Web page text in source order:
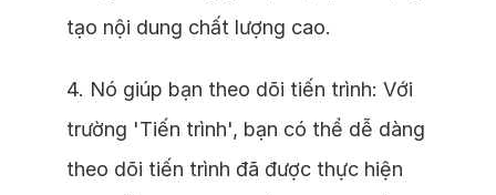
tạo nội dung chất lượng cao.
4. Nó giúp bạn theo dõi tiến trình: Với
trường 'Tiến trình', bạn có thể dễ dàng
theo dõi tiến trình đã được thực hiện